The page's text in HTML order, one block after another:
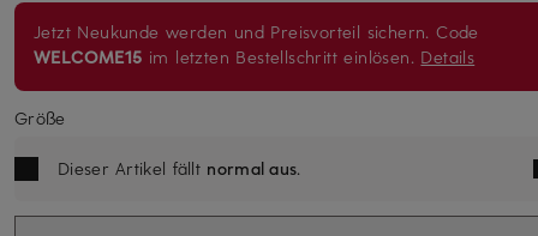
Jetzt Neukunde werden und Preisvorteil sichern. Code
WELCOME15 im letzten Bestellschritt einlösen. Details
Größe
Dieser Artikel fällt normal aus.